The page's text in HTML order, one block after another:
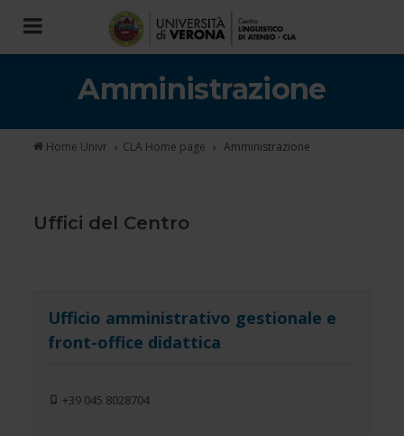
Toggle
navigation
Amministrazione
Home Univr CLA Home page Amministrazione
Uffici del Centro
Ufficio amministrativo gestionale e
front-office didattica
+39 045 8028704